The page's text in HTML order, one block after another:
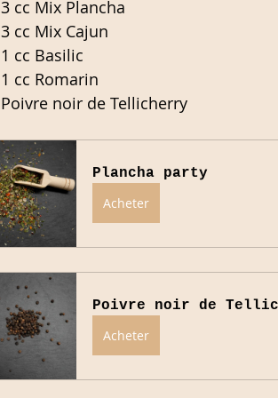
3 cc Mix Plancha
3 cc Mix Cajun
1 cc Basilic
1 cc Romarin
Poivre noir de Tellicherry
Plancha party
Acheter
Poivre noir de
Acheter